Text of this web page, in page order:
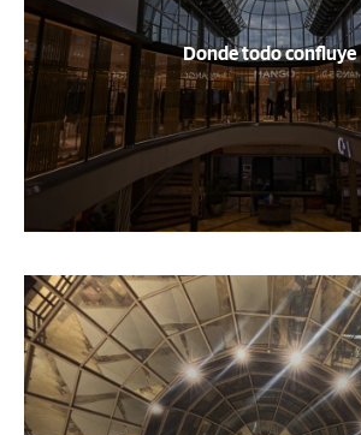
Donde todo confluye